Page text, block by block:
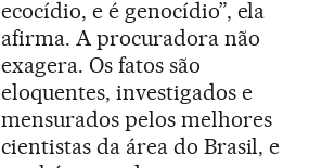
ecocídio, e é genocídio”, ela
afirma. A procuradora não
exagera. Os fatos são
eloquentes, investigados e
mensurados pelos melhores
cientistas da área do Brasil, e